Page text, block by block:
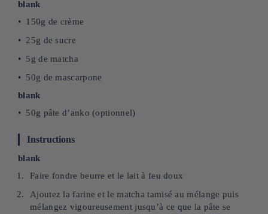
blank
150g de crème
25g de sucre
5g de matcha
50g de mascarpone
blank
50g pâte d’anko (optionnel)
Instructions
blank
Faire fondre beurre et le lait à feu doux
Ajoutez la farine et le matcha tamisé au mélange puis
mélangez vigoureusement jusqu’à ce que la pâte se